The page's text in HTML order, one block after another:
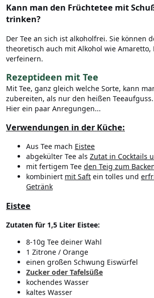
Kann man den Früchtetee mit
trinken?
Der Tee an sich ist alkoholfrei. Sie können
theoretisch auch mit Alkohol wie Amaretto,
verfeinern.
Rezeptideen mit Tee
Mit Tee, ganz gleich welche Sorte, kann
zubereiten, als nur den heißen Teeaufguss.
Hier ein paar Anregungen...
Verwendungen in der Küche:
Aus Tee mach Eistee
abgekülter Tee als Zutat in Cocktails
mit fertigem Tee den Teig zum
kombiniert mit Saft ein tolles und
Getränk
Eistee
Zutaten für 1,5 Liter Eistee:
8-10g Tee deiner Wahl
1 Zitrone / Orange
einen großen Schwung Eiswürfel
Zucker oder Tafelsüße
kochendes Wasser
kaltes Wasser